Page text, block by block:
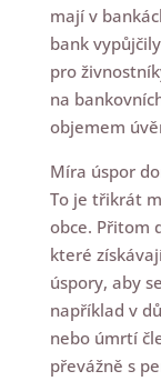
mají v
bank
pro
na
objemem
Míra úspor
To je třikrát
obce. Přitom
které
úspory, aby
například v
nebo úmrtí
převážně s